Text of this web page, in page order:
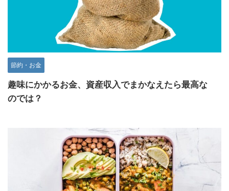
節約・お金
趣味にかかるお金、資産収入でまかなえたら最高な
のでは？